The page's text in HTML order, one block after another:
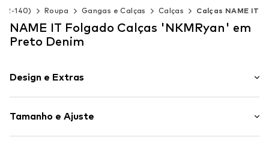
140) Roupa Gangas e Calças Calças Calças NAME IT
NAME IT Folgado Calças 'NKMRyan' em
Preto Denim
Design e Extras
Ganga
Denim de cor
Tamanho e Ajuste